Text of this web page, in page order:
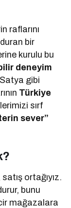
raflarını
bir
kurulu bu
deneyim
gibi
Türkiye
sırf
sever”
ortağıyız.
bunu
mağazalara